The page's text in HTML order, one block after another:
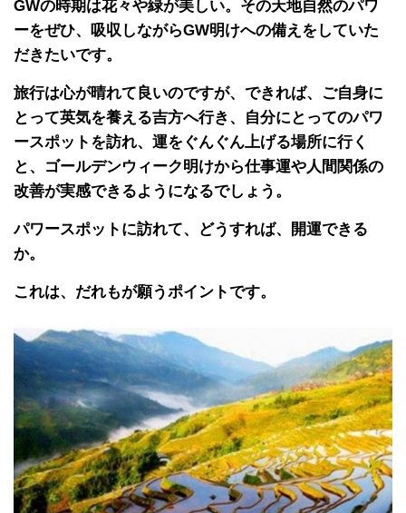
GWの時期は花々や緑が美しい。その天地自然のパワ
ーをぜひ、吸収しながらGW明けへの備えをしていた
だきたいです。
旅行は心が晴れて良いのですが、できれば、ご自身に
とって英気を養える吉方へ行き、自分にとってのパワ
ースポットを訪れ、運をぐんぐん上げる場所に行く
と、ゴールデンウィーク明けから仕事運や人間関係の
改善が実感できるようになるでしょう。
パワースポットに訪れて、どうすれば、開運できる
か。
これは、だれもが願うポイントです。